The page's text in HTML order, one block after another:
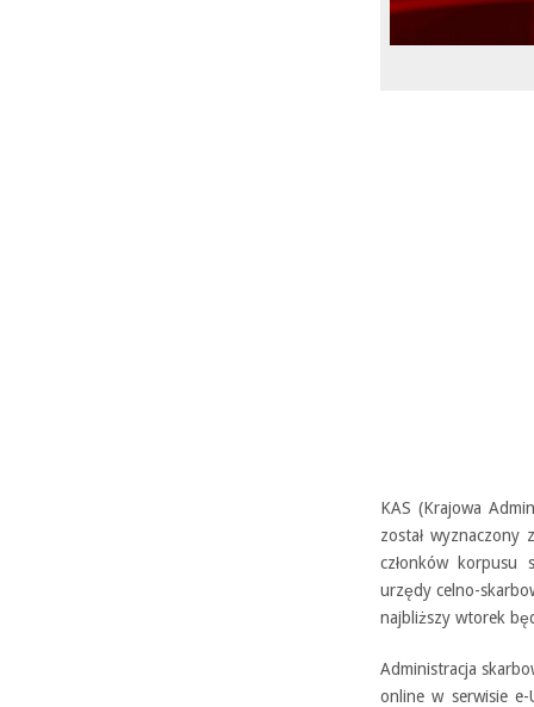
KAS (Krajowa
został
członków korpusu
urzędy celno-
najbliższy wtorek
Administracja
online w serwisie